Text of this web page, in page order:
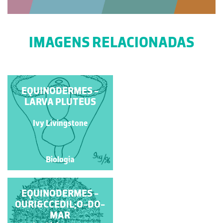
IMAGENS RELACIONADAS
ASTERINA GIBBOSA
Marília Santos
Biologia
EQUINODERMES -
LARVA PLUTEUS
Ivy Livingstone
Biologia
EQUINODERMES -
LARVA
EQUINOPLÚTEO
EQUINODERMES -
OURI&CCEDIL;O-DO-
MAR